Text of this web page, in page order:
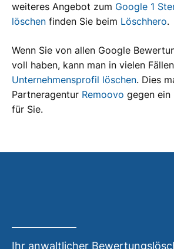
weiteres Angebot zum Google 1
löschen finden Sie beim Löschhero.
Wenn Sie von allen Google
voll haben, kann man in vielen
Unternehmensprofil löschen. Dies
Partneragentur Remoovo gegen
für Sie.
Ihr anwaltlicher